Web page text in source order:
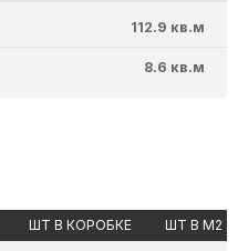
112.9 кв.м
8.6 кв.м
ШТ В КОРОБКЕ ШТ В М2